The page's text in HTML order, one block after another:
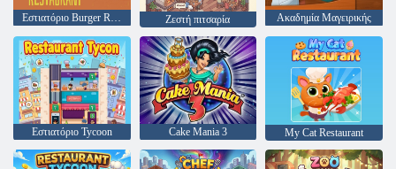
Εστιατόριο Burger Rush Ζεστή πιτσαρία Ακαδημία Μαγειρικής
Εστιατόριο Tycoon Cake Mania 3 My Cat Restaurant